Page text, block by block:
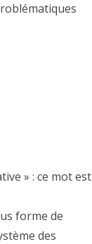
» : ce mot est
forme de
des